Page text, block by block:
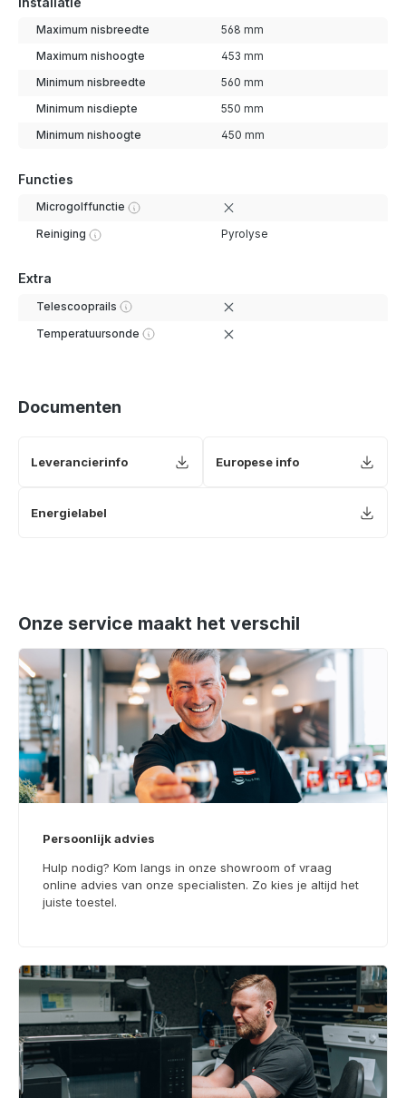
Maximum nisbreedte 568 mm
Maximum nishoogte 453 mm
Minimum nisbreedte 560 mm
Minimum nisdiepte 550 mm
Minimum nishoogte 450 mm
Functies
Microgolffunctie
Reiniging Pyrolyse
Extra
Telescooprails
Temperatuursonde
Documenten
Leverancierinfo Europese info
Energielabel
Onze service maakt het verschil
Persoonlijk advies
Hulp nodig? Kom langs in onze showroom of vraag
online advies van onze specialisten. Zo kies je altijd het
juiste toestel.